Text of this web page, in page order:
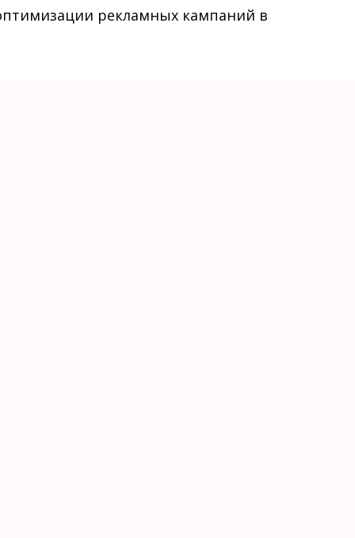
рекламных кампаний в
работы за год видна
чека по полученным сделкам
окупает все рекламные расходы.